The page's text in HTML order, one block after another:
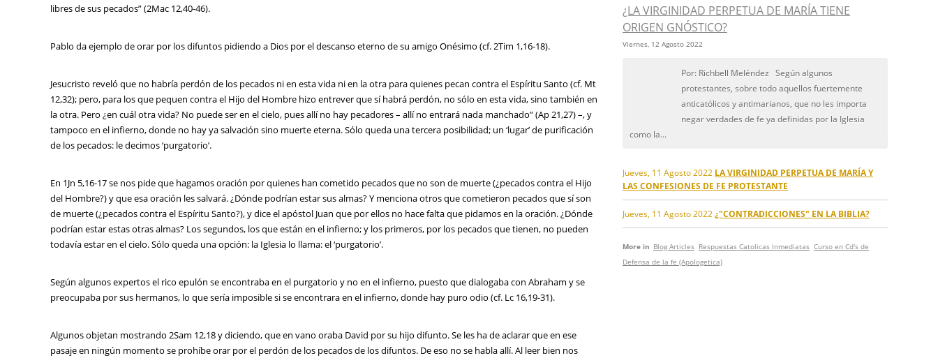
libres de sus pecados” (2Mac 12,40-46).
Pablo da ejemplo de orar por los difuntos pidiendo a Dios por el descanso eterno de su amigo Onésimo (cf. 2Tim 1,16-18).
Jesucristo reveló que no habría perdón de los pecados ni en esta vida ni en la otra para quienes pecan contra el Espíritu Santo (cf. Mt
12,32); pero, para los que pequen contra el Hijo del Hombre hizo entrever que sí habrá perdón, no sólo en esta vida, sino también en
la otra. Pero ¿en cuál otra vida? No puede ser en el cielo, pues allí no hay pecadores – allí no entrará nada manchado” (Ap 21,27) –, y
tampoco en el infierno, donde no hay ya salvación sino muerte eterna. Sólo queda una tercera posibilidad; un ‘lugar’ de purificación
de los pecados: le decimos ‘purgatorio’.
En 1Jn 5,16-17 se nos pide que hagamos oración por quienes han cometido pecados que no son de muerte (¿pecados contra el Hijo
del Hombre?) y que esa oración les salvará. ¿Dónde podrían estar sus almas? Y menciona otros que cometieron pecados que sí son
de muerte (¿pecados contra el Espíritu Santo?), y dice el apóstol Juan que por ellos no hace falta que pidamos en la oración. ¿Dónde
podrían estar estas otras almas? Los segundos, los que están en el infierno; y los primeros, por los pecados que tienen, no pueden
todavía estar en el cielo. Sólo queda una opción: la Iglesia lo llama: el ‘purgatorio’.
Según algunos expertos el rico epulón se encontraba en el purgatorio y no en el infierno, puesto que dialogaba con Abraham y se
preocupaba por sus hermanos, lo que sería imposible si se encontrara en el infierno, donde hay puro odio (cf. Lc 16,19-31).
Algunos objetan mostrando 2Sam 12,18 y diciendo, que en vano oraba David por su hijo difunto. Se les ha de aclarar que en ese
pasaje en ningún momento se prohíbe orar por el perdón de los pecados de los difuntos. De eso no se habla allí. Al leer bien nos
¿LA VIRGINIDAD PERPETUA DE MARÍA TIENE
ORIGEN GNÓSTICO?
Viernes, 12 Agosto 2022
Por: Richbell Meléndez Según algunos
protestantes, sobre todo aquellos fuertemente
anticatólicos y antimarianos, que no les importa
negar verdades de fe ya definidas por la Iglesia
como la...
Jueves, 11 Agosto 2022 LA VIRGINIDAD PERPETUA DE MARÍA Y
LAS CONFESIONES DE FE PROTESTANTE
Jueves, 11 Agosto 2022 ¿"CONTRADICCIONES" EN LA BIBLIA?
More in Blog Articles Respuestas Catolicas Inmediatas Curso en Cd's de
Defensa de la fe (Apologetica)